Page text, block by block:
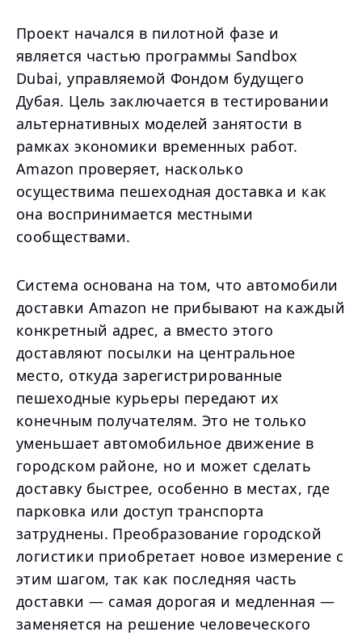
Проект начался в пилотной фазе и
является частью программы Sandbox
Dubai, управляемой Фондом будущего
Дубая. Цель заключается в тестировании
альтернативных моделей занятости в
рамках экономики временных работ.
Amazon проверяет, насколько
осуществима пешеходная доставка и как
она воспринимается местными
сообществами.
Система основана на том, что автомобили
доставки Amazon не прибывают на каждый
конкретный адрес, а вместо этого
доставляют посылки на центральное
место, откуда зарегистрированные
пешеходные курьеры передают их
конечным получателям. Это не только
уменьшает автомобильное движение в
городском районе, но и может сделать
доставку быстрее, особенно в местах, где
парковка или доступ транспорта
затруднены. Преобразование городской
логистики приобретает новое измерение с
этим шагом, так как последняя часть
доставки — самая дорогая и медленная —
заменяется на решение человеческого